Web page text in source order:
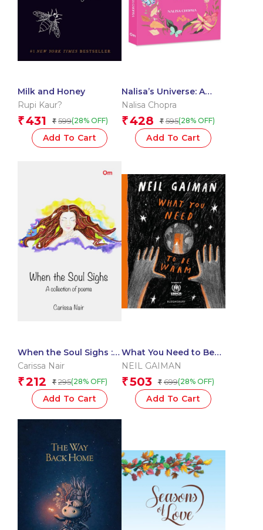
Milk and Honey
Rupi Kaur?
₹431 ₹ 599(28% OFF)
Add To Cart
Nalisa’s Universe: A
Collection of Poems
Nalisa Chopra
₹428 ₹ 595(28% OFF)
Add To Cart
When the Soul Sighs : A
collection of Poems
Carissa Nair
₹212 ₹ 295(28% OFF)
Add To Cart
What You Need to Be
Warm
NEIL GAIMAN
₹503 ₹ 699(28% OFF)
Add To Cart